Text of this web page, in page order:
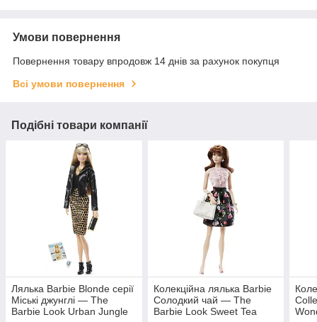
Умови повернення
Повернення товару впродовж 14 днів за рахунок покупця
Всі умови повернення
Подібні товари компанії
Лялька Barbie Blonde серії
Міські джунглі — The
Barbie Look Urban Jungle
Колекційна лялька Barbie
Солодкий чай — The
Barbie Look Sweet Tea